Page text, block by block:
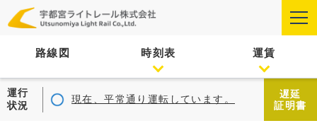
路線図 時刻表 運賃
運行
状況
現在、平常通り運転しています。
遅延
証明書